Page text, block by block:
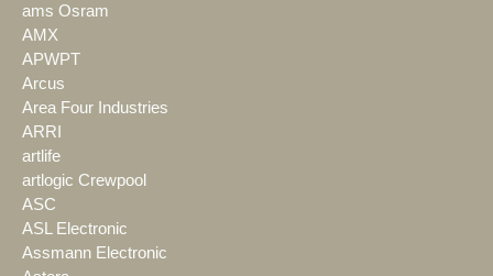
ams Osram
AMX
APWPT
Arcus
Area Four Industries
ARRI
artlife
artlogic Crewpool
ASC
ASL Electronic
Assmann Electronic